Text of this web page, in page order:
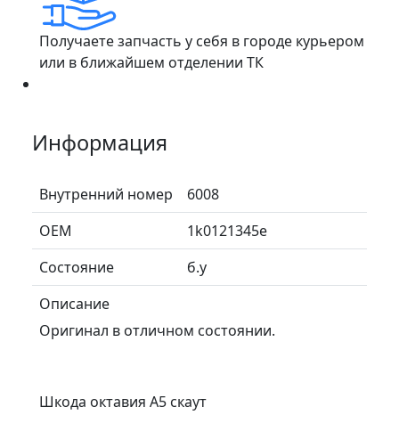
Получаете запчасть у себя в городе курьером
или в ближайшем отделении ТК
Информация
Внутренний номер
6008
ОЕМ
1k0121345e
Состояние
б.у
Описание
Оригинал в отличном состоянии.
Шкода октавия А5 скаут